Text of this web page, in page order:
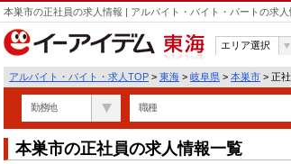
本巣市の正社員の求人情報 | アルバイト・バイト・パートの求
東海
エリア選択
アルバイト・バイト・求人TOP > 東海 > 岐阜県 > 本巣市 > 正
勤務地 職種
本巣市の正社員の求人情報一覧